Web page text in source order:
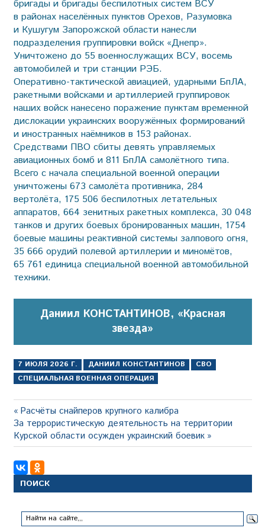
бригады и бригады беспилотных систем ВСУ
в районах населённых пунктов Орехов, Разумовка
и Кушугум Запорожской области нанесли
подразделения группировки войск «Днепр».
Уничтожено до 55 военнослужащих ВСУ, восемь
автомобилей и три станции РЭБ.
Оперативно-тактической авиацией, ударными БпЛА,
ракетными войсками и артиллерией группировок
наших войск нанесено поражение пунктам временной
дислокации украинских вооружённых формирований
и иностранных наёмников в 153 районах.
Средствами ПВО сбиты девять управляемых
авиационных бомб и 811 БпЛА самолётного типа.
Всего с начала специальной военной операции
уничтожены 673 самолёта противника, 284
вертолёта, 175 506 беспилотных летательных
аппаратов, 664 зенитных ракетных комплекса, 30 048
танков и других боевых бронированных машин, 1754
боевые машины реактивной системы залпового огня,
35 666 орудий полевой артиллерии и миномётов,
65 761 единица специальной военной автомобильной
техники.
Даниил КОНСТАНТИНОВ, «Красная
звезда»
7 ИЮЛЯ 2026 Г. ДАНИИЛ КОНСТАНТИНОВ
СВО
СПЕЦИАЛЬНАЯ ВОЕННАЯ ОПЕРАЦИЯ
Навигация
по
записям
Предыдущая
запись:
Расчёты снайперов крупного калибра
Следующая
запись:
За террористическую деятельность на территории
Курской области осужден украинский боевик
ПОИСК